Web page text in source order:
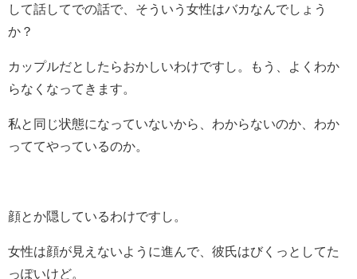
して話してでの話で、そういう女性はバカなんでしょう
か？
カップルだとしたらおかしいわけですし。もう、よくわか
らなくなってきます。
私と同じ状態になっていないから、わからないのか、わか
っててやっているのか。
顔とか隠しているわけですし。
女性は顔が見えないように進んで、彼氏はびくっとしてた
っぽいけど。